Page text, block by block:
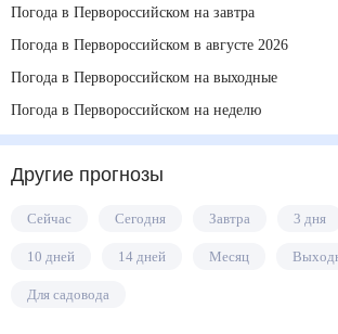
Погода в Первороссийском на завтра
Погода в Первороссийском в августе 2026
Погода в Первороссийском на выходные
Погода в Первороссийском на неделю
Другие прогнозы
Сейчас Сегодня Завтра 3 дня
10 дней 14 дней Месяц
Для садовода